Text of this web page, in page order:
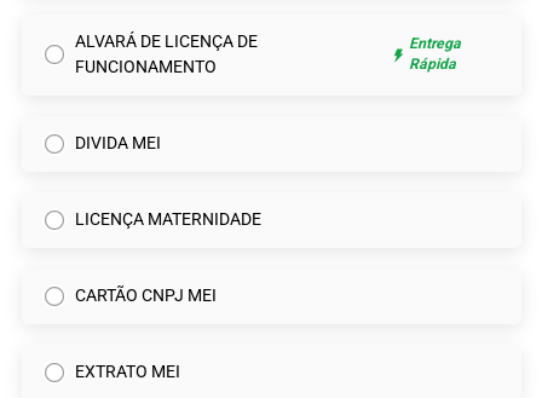
ALVARÁ DE LICENÇA DE
FUNCIONAMENTO
Entrega
Rápida
DIVIDA MEI
LICENÇA MATERNIDADE
CARTÃO CNPJ MEI
EXTRATO MEI